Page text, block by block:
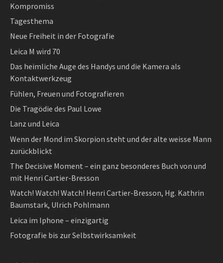
Kompromiss
Tagesthema
Neue Freiheit in der Fotografie
Leica M wird 70
Das heimliche Auge des Handys und die Kamera als
Kontaktwerkzeug
Fühlen, Freuen und Fotografieren
Die Tragödie des Paul Lowe
Lanz und Leica
Wenn der Mond im Skorpion steht und der alte weisse Mann
zurückblickt
The Decisive Moment – ein ganz besonderes Buch von und
mit Henri Cartier-Bresson
Watch! Watch! Watch! Henri Cartier-Bresson, Hg. Kathrin
Baumstark, Ulrich Pohlmann
Leica im Iphone – einzigartig
Fotografie bis zur Selbstwirksamkeit